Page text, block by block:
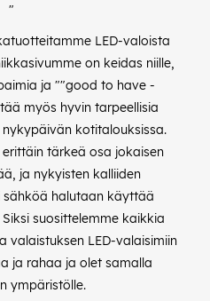
"
LED-valoista
on keidas niille,
ja ""good to have -
myös hyvin tarpeellisia
kotitalouksissa.
tärkeä osa jokaisen
ja nykyisten kalliiden
sähköä halutaan käyttää
suosittelemme kaikkia
valaistuksen LED-valaisimiin
ja rahaa ja olet samalla
ympäristölle.